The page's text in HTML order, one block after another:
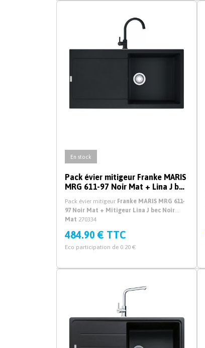
En stock
Pack évier mitigeur Franke MARIS
MRG 611-97 Noir Mat + Lina J bec
Pack évier mitigeur Franke MARIS MRG 611-
97 Noir Mat + Mitigeur Lina J bec Noir
Mat 270334
484.90 € TTC
Eco participation de 0.20 €